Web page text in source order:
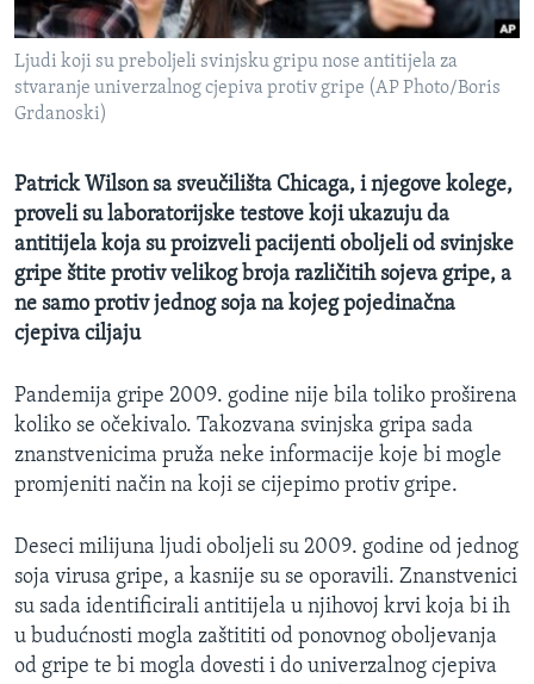
MAGAZIN
O GLASU AMERIKE
Learning English
PRATITE NAS
Jezici
Ljudi koji su preboljeli svinjsku gripu nose antitijela za
stvaranje univerzalnog cjepiva protiv gripe (AP Photo/Boris
Grdanoski)
Patrick Wilson sa sveučilišta Chicaga, i njegove kolege,
proveli su laboratorijske testove koji ukazuju da
antitijela koja su proizveli pacijenti oboljeli od svinjske
gripe štite protiv velikog broja različitih sojeva gripe, a
ne samo protiv jednog soja na kojeg pojedinačna
cjepiva ciljaju
Pandemija gripe 2009. godine nije bila toliko proširena
koliko se očekivalo. Takozvana svinjska gripa sada
znanstvenicima pruža neke informacije koje bi mogle
promjeniti način na koji se cijepimo protiv gripe.
Deseci milijuna ljudi oboljeli su 2009. godine od jednog
soja virusa gripe, a kasnije su se oporavili. Znanstvenici
su sada identificirali antitijela u njihovoj krvi koja bi ih
u budućnosti mogla zaštititi od ponovnog oboljevanja
od gripe te bi mogla dovesti i do univerzalnog cjepiva